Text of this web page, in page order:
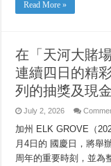
Read More »
在「天河大賭
連續四日的精
列的抽獎及現
July 2, 2026
加州 ELK GROVE（
月4日的 國慶日，將舉
周年的重要時刻，並為